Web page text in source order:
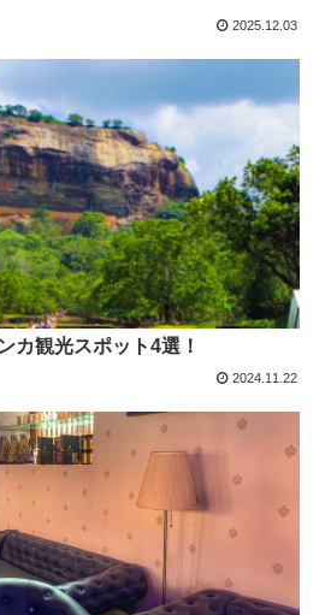
2025.12.03
カ観光スポット4選！
2024.11.22